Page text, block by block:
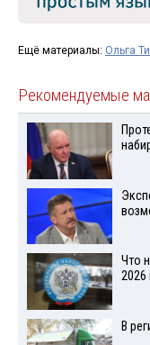
Ещё материалы: Ольга
Рекомендуемые
Что
2026
В